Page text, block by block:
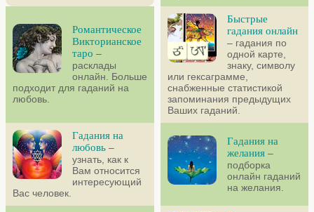
Романтическое
Викторианское
таро –
расклады
онлайн. Больше
подходит для гаданий на
любовь.
Быстрые
гадания онлайн
– гадания по
одной карте,
знаку, символу
или гексаграмме,
снабженные статистикой
запоминания предыдущих
Ваших гаданий.
Гадания на
любовь –
узнать, как к
Вам относится
интересующий
Вас человек.
Гадания на
желания –
подборка
онлайн гаданий
на желания.